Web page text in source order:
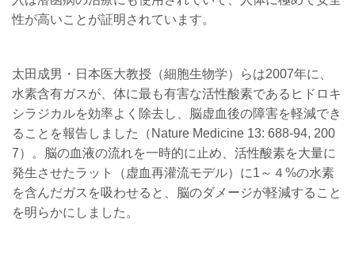
性が高いことが証明されています。
太田成男・日本医大教授（細胞生物学）らは2007年に、
水素含有ガスが、体に最も有害な活性酸素であるヒドロキ
シラジカルを効率よく除去し、脳虚血後の障害を軽減でき
ることを報告しました（Nature Medicine 13: 688-94, 200
7）。脳の血液の流れを一時的に止め、活性酸素を大量に
発生させたラット（虚血再灌流モデル）に1～４%の水素
を含んだガスを吸わせると、脳のダメージが軽減すること
を明らかにしました。